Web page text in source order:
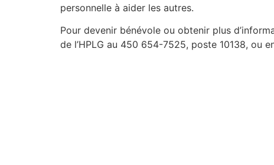
personnelle à aider les autres.
Pour devenir bénévole ou obtenir plus
de l’HPLG au 450 654-7525, poste 10138, ou